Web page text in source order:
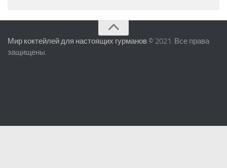
Мир коктейлей для настоящих гурманов © 2021. Все права
защищены.